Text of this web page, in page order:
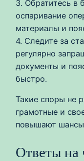
3. Обратитесь в
оспаривание
материалы и
4. Следите за
регулярно
документы и
быстро.
Такие споры не
грамотные и
повышают шансы
Ответы на